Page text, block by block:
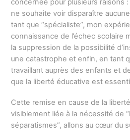
concernée pour plusieurs raisons :
ne souhaite voir disparaître
tant que “spécialiste”, mon
connaissance de l’échec scolaire
la suppression de la possibilité
une catastrophe et enfin, en tant
travaillant auprès des enfants et
que la liberté éducative est
Cette remise en cause de la
visiblement liée à la nécessité de
séparatismes”, allons au cœur du